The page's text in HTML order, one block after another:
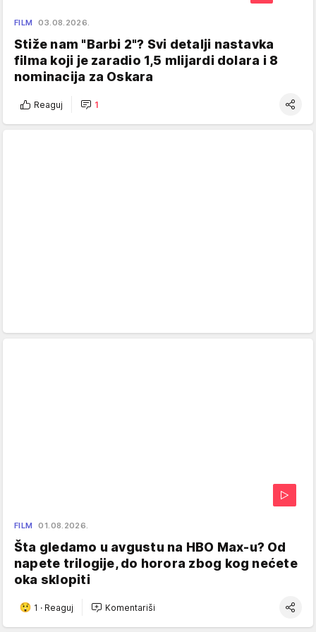
FILM 03.08.2026.
Stiže nam "Barbi 2"? Svi detalji nastavka
filma koji je zaradio 1,5 mlijardi dolara i 8
nominacija za Oskara
Reaguj 1
FILM 01.08.2026.
Šta gledamo u avgustu na HBO Max-u? Od
napete trilogije, do horora zbog kog nećete
oka sklopiti
1 · Reaguj Komentariši